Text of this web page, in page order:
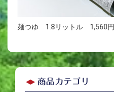
麺つゆ 1.8リットル 1,560円
商品カテゴリ